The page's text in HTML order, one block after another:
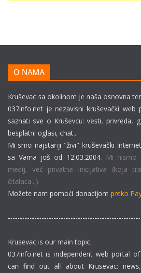
O NAMA
Kruševac sa okolinom je naša osnovna
037info.net je nezavisni kruševački
saznati sve o Kruševcu: vesti, privreda,
besplatni oglasi, chat...
Mi smo najstariji "živi" kruševački
sa Vama još od 12.03.2004. Mi nismo
medij, već privatna inicijativa (koja
čitalaca...).
Možete nam pomoći donacijom preko
Krusevac is our main topic.
037info.net is independent web portal
can find out all about Krusevac: